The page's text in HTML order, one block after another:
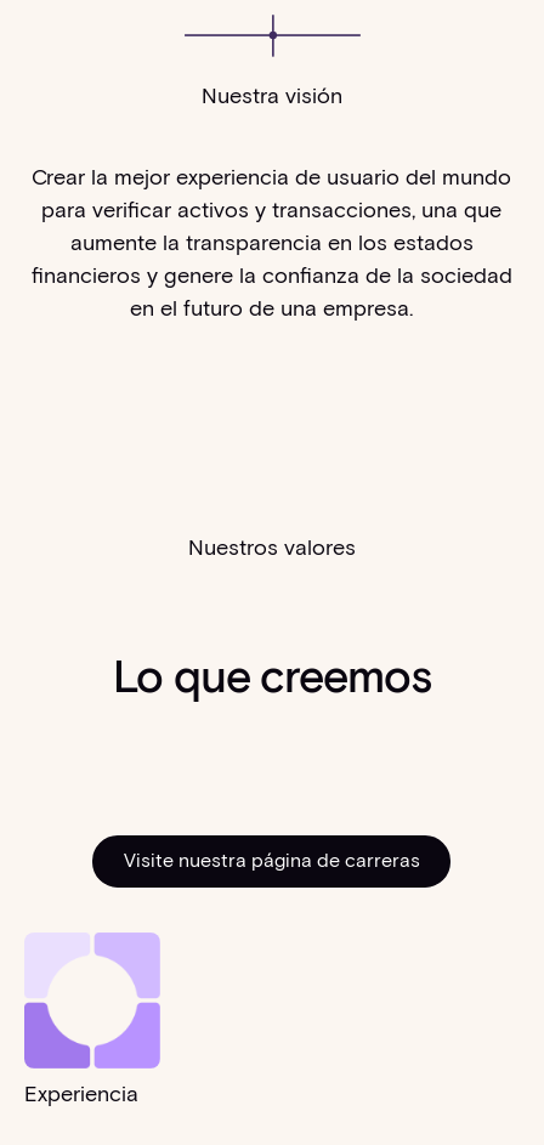
Nuestra visión
Crear la mejor experiencia de usuario del mundo
para verificar activos y transacciones, una que
aumente la transparencia en los estados
financieros y genere la confianza de la sociedad
en el futuro de una empresa.
Nuestros valores
Lo que creemos
Visite nuestra página
Visite nuestra página de carreras
Experiencia